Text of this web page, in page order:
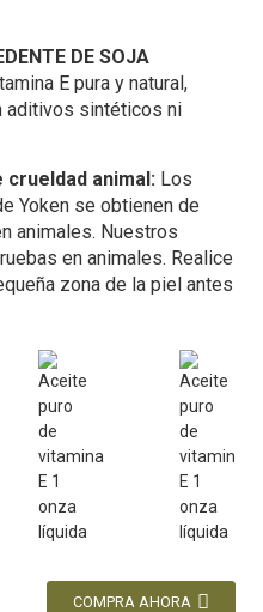
DE SOJA
E pura y natural,
aditivos sintéticos ni
animal: Los
Yoken se obtienen de
animales. Nuestros
en animales. Realice
zona de la piel antes
COMPRA AHORA